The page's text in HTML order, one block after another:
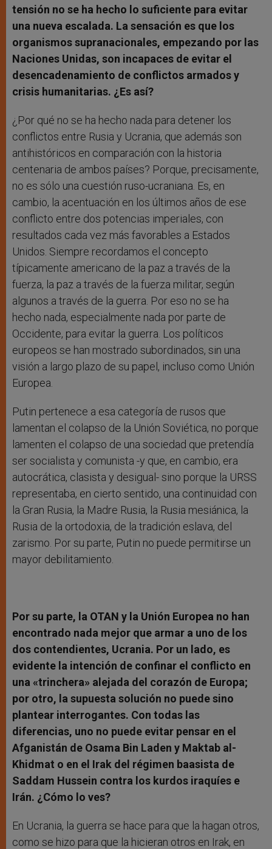
tensión no se ha hecho lo suficiente para evitar
una nueva escalada. La sensación es que los
organismos supranacionales, empezando por las
Naciones Unidas, son incapaces de evitar el
desencadenamiento de conflictos armados y
crisis humanitarias. ¿Es así?
¿Por qué no se ha hecho nada para detener los
conflictos entre Rusia y Ucrania, que además son
antihistóricos en comparación con la historia
centenaria de ambos países? Porque, precisamente,
no es sólo una cuestión ruso-ucraniana. Es, en
cambio, la acentuación en los últimos años de ese
conflicto entre dos potencias imperiales, con
resultados cada vez más favorables a Estados
Unidos. Siempre recordamos el concepto
típicamente americano de la paz a través de la
fuerza, la paz a través de la fuerza militar, según
algunos a través de la guerra. Por eso no se ha
hecho nada, especialmente nada por parte de
Occidente, para evitar la guerra. Los políticos
europeos se han mostrado subordinados, sin una
visión a largo plazo de su papel, incluso como Unión
Europea.
Putin pertenece a esa categoría de rusos que
lamentan el colapso de la Unión Soviética, no porque
lamenten el colapso de una sociedad que pretendía
ser socialista y comunista -y que, en cambio, era
autocrática, clasista y desigual- sino porque la URSS
representaba, en cierto sentido, una continuidad con
la Gran Rusia, la Madre Rusia, la Rusia mesiánica, la
Rusia de la ortodoxia, de la tradición eslava, del
zarismo. Por su parte, Putin no puede permitirse un
mayor debilitamiento.
Por su parte, la OTAN y la Unión Europea no han
encontrado nada mejor que armar a uno de los
dos contendientes, Ucrania. Por un lado, es
evidente la intención de confinar el conflicto en
una «trinchera» alejada del corazón de Europa;
por otro, la supuesta solución no puede sino
plantear interrogantes. Con todas las
diferencias, uno no puede evitar pensar en el
Afganistán de Osama Bin Laden y Maktab al-
Khidmat o en el Irak del régimen baasista de
Saddam Hussein contra los kurdos iraquíes e
Irán. ¿Cómo lo ves?
En Ucrania, la guerra se hace para que la hagan otros,
como se hizo para que la hicieran otros en Irak, en